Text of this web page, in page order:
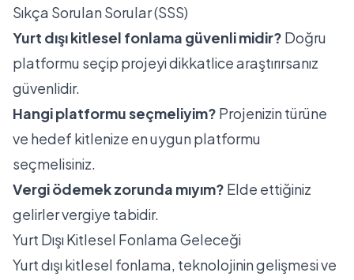
Sıkça Sorulan Sorular (SSS)
Yurt dışı kitlesel fonlama güvenli midir? Doğru
platformu seçip projeyi dikkatlice araştırırsanız
güvenlidir.
Hangi platformu seçmeliyim? Projenizin türüne
ve hedef kitlenize en uygun platformu
seçmelisiniz.
Vergi ödemek zorunda mıyım? Elde ettiğiniz
gelirler vergiye tabidir.
Yurt Dışı Kitlesel Fonlama Geleceği
Yurt dışı kitlesel fonlama, teknolojinin gelişmesi ve